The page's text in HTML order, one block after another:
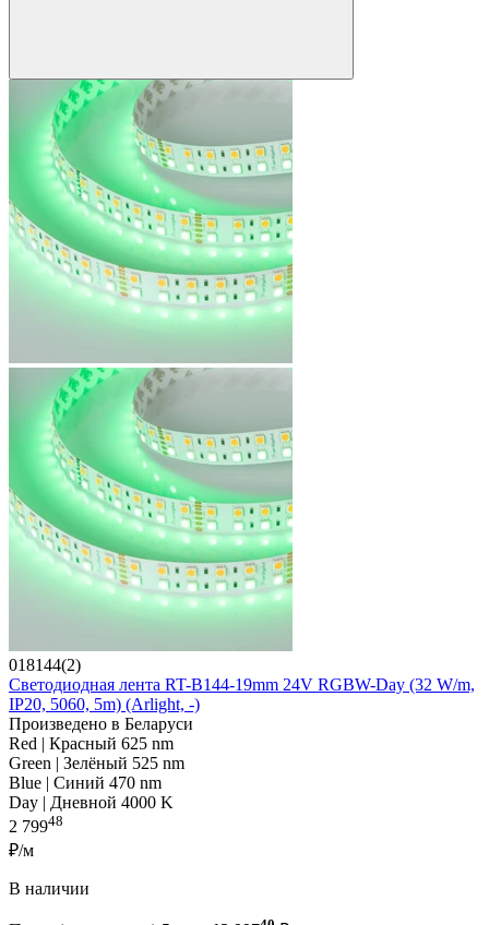
018144(2)
Светодиодная лента RT-B144-19mm 24V RGBW-Day (32 W/m,
IP20, 5060, 5m) (Arlight, -)
Произведено в Беларуси
Red | Красный 625 nm
Green | Зелёный 525 nm
Blue | Синий 470 nm
Day | Дневной 4000 K
2 79948
₽/м
В наличии